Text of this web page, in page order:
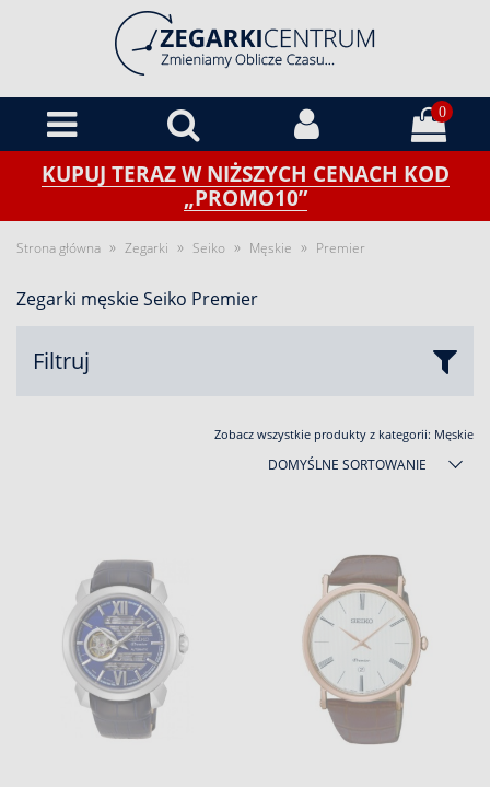
0
KUPUJ TERAZ W NIŻSZYCH CENACH KOD
„PROMO10”
Strona główna » Zegarki » Seiko » Męskie » Premier
Zegarki męskie Seiko Premier
Filtruj
Zobacz wszystkie produkty z kategorii: Męskie
DOMYŚLNE SORTOWANIE